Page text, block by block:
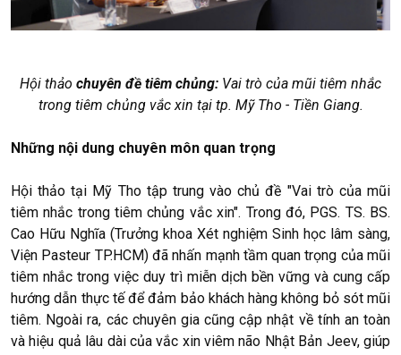
Hội thảo chuyên đề tiêm chủng: Vai trò của mũi tiêm nhắc
trong tiêm chủng vắc xin tại tp. Mỹ Tho - Tiền Giang.
Những nội dung chuyên môn quan trọng
Hội thảo tại Mỹ Tho tập trung vào chủ đề "Vai trò của mũi
tiêm nhắc trong tiêm chủng vắc xin". Trong đó, PGS. TS. BS.
Cao Hữu Nghĩa (Trưởng khoa Xét nghiệm Sinh học lâm sàng,
Viện Pasteur TP.HCM) đã nhấn mạnh tầm quan trọng của mũi
tiêm nhắc trong việc duy trì miễn dịch bền vững và cung cấp
hướng dẫn thực tế để đảm bảo khách hàng không bỏ sót mũi
tiêm. Ngoài ra, các chuyên gia cũng cập nhật về tính an toàn
và hiệu quả lâu dài của vắc xin viêm não Nhật Bản Jeev, giúp